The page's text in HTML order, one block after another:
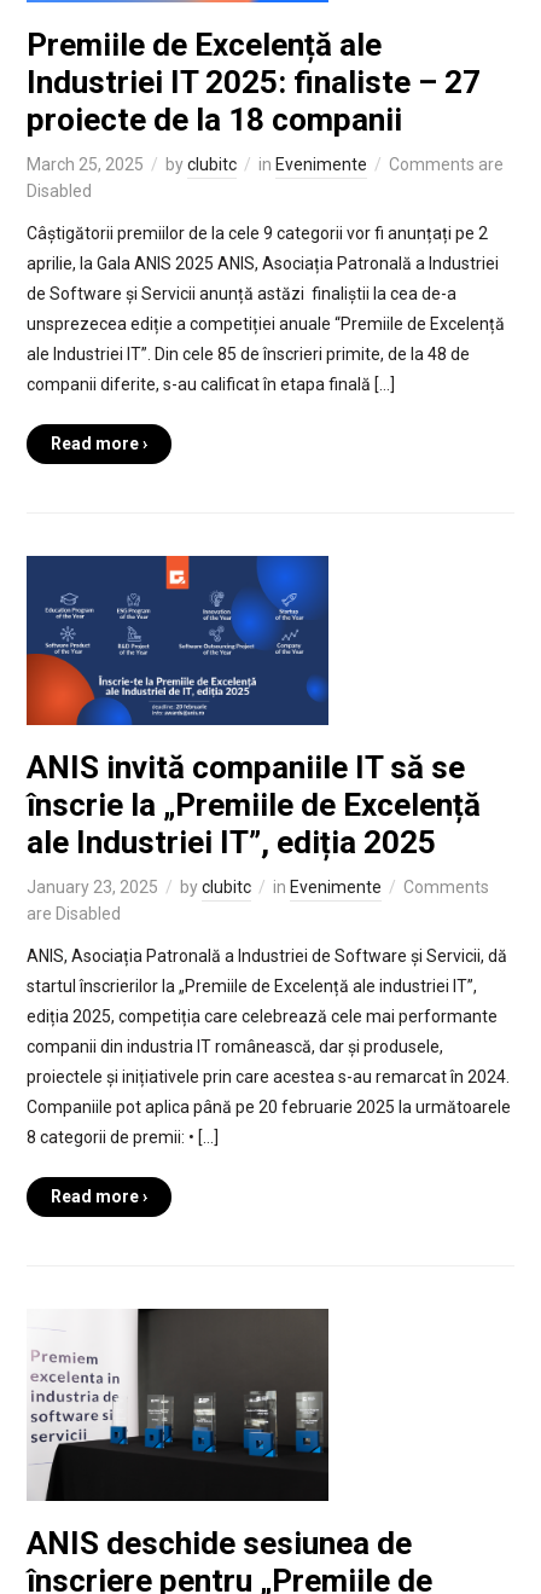
Premiile de Excelență ale
Industriei IT 2025: finaliste – 27
proiecte de la 18 companii
March 25, 2025 byclubitc in Evenimente
Comments are
Disabled
Câștigătorii premiilor de la cele 9 categorii vor fi anunțați pe 2
aprilie, la Gala ANIS 2025 ANIS, Asociația Patronală a Industriei
de Software și Servicii anunță astăzi finaliștii la cea de-a
unsprezecea ediție a competiției anuale “Premiile de Excelență
ale Industriei IT”. Din cele 85 de înscrieri primite, de la 48 de
companii diferite, s-au calificat în etapa finală […]
Read more ›
ANIS invită companiile IT să se
înscrie la „Premiile de Excelență
ale Industriei IT”, ediția 2025
January 23, 2025 byclubitc in Evenimente
Comments
are Disabled
ANIS, Asociația Patronală a Industriei de Software și Servicii, dă
startul înscrierilor la „Premiile de Excelență ale industriei IT”,
ediția 2025, competiția care celebrează cele mai performante
companii din industria IT românească, dar și produsele,
proiectele și inițiativele prin care acestea s-au remarcat în 2024.
Companiile pot aplica până pe 20 februarie 2025 la următoarele
8 categorii de premii: • […]
Read more ›
ANIS deschide sesiunea de
înscriere pentru „Premiile de